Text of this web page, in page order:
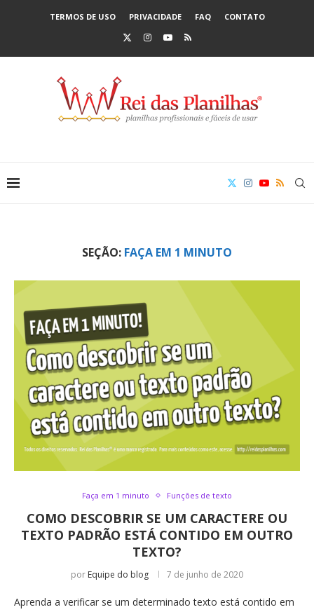
TERMOS DE USO PRIVACIDADE FAQ CONTATO
SEÇÃO: FAÇA EM 1 MINUTO
Faça em 1 minuto Funções de texto
COMO DESCOBRIR SE UM CARACTERE OU
TEXTO PADRÃO ESTÁ CONTIDO EM OUTRO
TEXTO?
por Equipe do blog 7 de junho de 2020
Aprenda a verificar se um determinado texto está contido em